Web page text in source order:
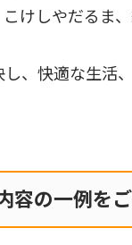
けしやだるま
、快適な生活
容の一例を